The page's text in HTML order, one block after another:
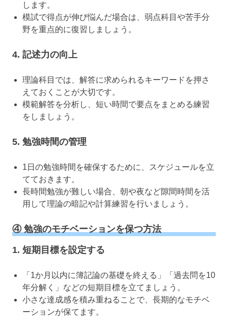
します。
模試で得点が伸び悩んだ場合は、弱点科目や苦手分
野を重点的に復習しましょう。
4. 記述力の向上
理論科目では、解答に求められるキーワードを押さ
えておくことが大切です。
模範解答を分析し、短い時間で要点をまとめる練習
をしましょう。
5. 勉強時間の管理
1日の勉強時間を確保するために、スケジュールを立
てておきます。
長時間勉強が難しい場合、朝や夜など隙間時間を活
用して理論の暗記や計算練習を行いましょう。
④ 勉強のモチベーションを保つ方法
1. 短期目標を設定する
「1か月以内に簿記論の基礎を終える」「過去問を10
年分解く」などの短期目標を立てましょう。
小さな達成感を積み重ねることで、長期的なモチベ
ーションが保てます。